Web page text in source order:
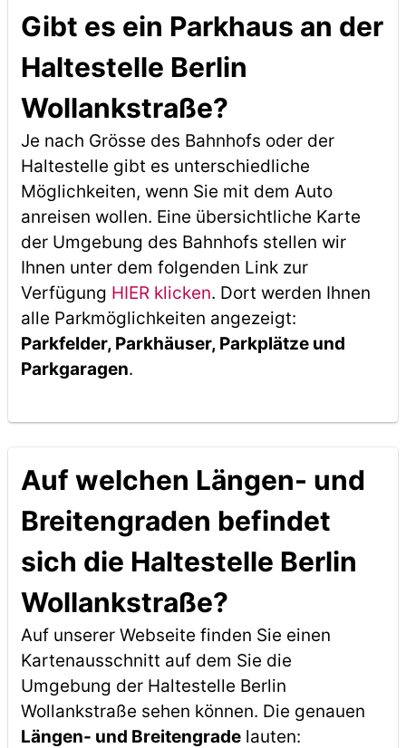
Gibt es ein Parkhaus an der
Haltestelle Berlin
Wollankstraße?
Je nach Grösse des Bahnhofs oder der
Haltestelle gibt es unterschiedliche
Möglichkeiten, wenn Sie mit dem Auto
anreisen wollen. Eine übersichtliche Karte
der Umgebung des Bahnhofs stellen wir
Ihnen unter dem folgenden Link zur
Verfügung HIER klicken. Dort werden Ihnen
alle Parkmöglichkeiten angezeigt:
Parkfelder, Parkhäuser, Parkplätze und
Parkgaragen.
Auf welchen Längen- und
Breitengraden befindet
sich die Haltestelle Berlin
Wollankstraße?
Auf unserer Webseite finden Sie einen
Kartenausschnitt auf dem Sie die
Umgebung der Haltestelle Berlin
Wollankstraße sehen können. Die genauen
Längen- und Breitengradelauten: